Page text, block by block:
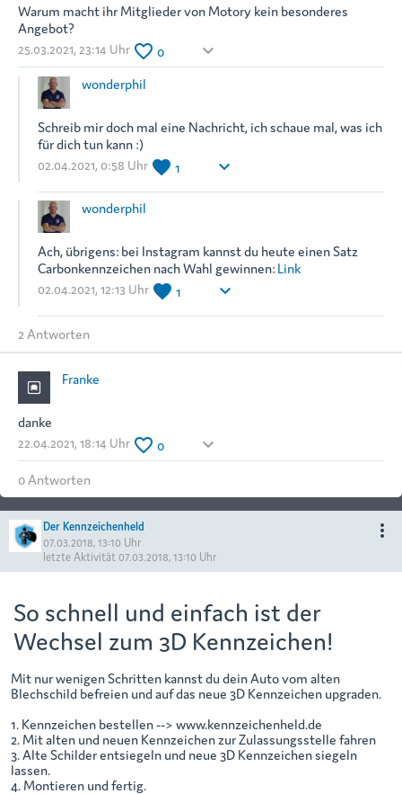
Warum macht ihr Mitglieder von Motory kein besonderes
Angebot?
25.03.2021, 23:14 Uhr favorite_border 0 keyboard_arrow_down
wonderphil
Schreib mir doch mal eine Nachricht, ich schaue mal, was ich
für dich tun kann :)
02.04.2021, 0:58 Uhr favorite 1 keyboard_arrow_down
wonderphil
Ach, übrigens: bei Instagram kannst du heute einen Satz
Carbonkennzeichen nach Wahl gewinnen: Link
02.04.2021, 12:13 Uhr favorite 1 keyboard_arrow_down
2 Antworten
Franke
danke
22.04.2021, 18:14 Uhr favorite_border 0 keyboard_arrow_down
0 Antworten
more_vert
Der Kennzeichenheld
07.03.2018, 13:10 Uhr
letzte Aktivität 07.03.2018, 13:10 Uhr
So schnell und einfach ist der
Wechsel zum 3D Kennzeichen!
Mit nur wenigen Schritten kannst du dein Auto vom alten
Blechschild befreien und auf das neue 3D Kennzeichen upgraden.
1. Kennzeichen bestellen --> www.kennzeichenheld.de
2. Mit alten und neuen Kennzeichen zur Zulassungsstelle fahren
3. Alte Schilder entsiegeln und neue 3D Kennzeichen siegeln
lassen.
4. Montieren und fertig.